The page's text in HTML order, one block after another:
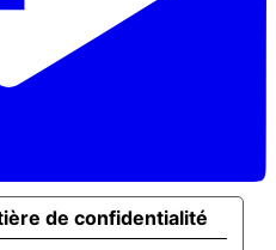
de confidentialité